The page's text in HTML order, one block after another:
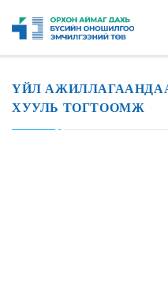
ҮЙЛ
ХУУЛЬ ТОГТООМЖ